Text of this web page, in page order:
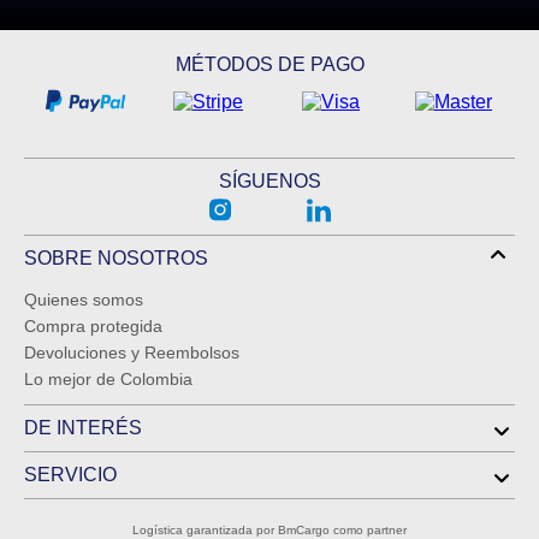
MÉTODOS DE PAGO
SÍGUENOS
SOBRE NOSOTROS
Quienes somos
Compra protegida
Devoluciones y Reembolsos
Lo mejor de Colombia
DE INTERÉS
SERVICIO
Logística garantizada por BmCargo como partner